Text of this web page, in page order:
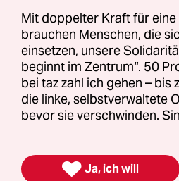
einmal Schulen in
Kinder dort zu
ihnen
ausgelegt
selbstverständlich,
ihrer
Pausen per
Mit doppelter Kraft für
brauchen Menschen, die
einsetzen, unsere
beginnt im Zentrum“. 50
bei taz zahl ich gehen –
die linke, selbstverwaltete
bevor sie verschwinden.
 Ja, ich will